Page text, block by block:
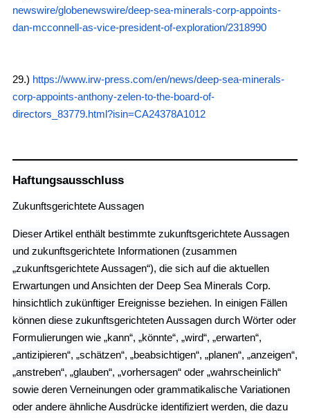
newswire/globenewswire/deep-sea-minerals-corp-appoints-
dan-mcconnell-as-vice-president-of-exploration/2318990
29.) https://www.irw-press.com/en/news/deep-sea-minerals-
corp-appoints-anthony-zelen-to-the-board-of-
directors_83779.html?isin=CA24378A1012
Haftungsausschluss
Zukunftsgerichtete Aussagen
Dieser Artikel enthält bestimmte zukunftsgerichtete Aussagen
und zukunftsgerichtete Informationen (zusammen
„zukunftsgerichtete Aussagen“), die sich auf die aktuellen
Erwartungen und Ansichten der Deep Sea Minerals Corp.
hinsichtlich zukünftiger Ereignisse beziehen. In einigen Fällen
können diese zukunftsgerichteten Aussagen durch Wörter oder
Formulierungen wie „kann“, „könnte“, „wird“, „erwarten“,
„antizipieren“, „schätzen“, „beabsichtigen“, „planen“, „anzeigen“,
„anstreben“, „glauben“, „vorhersagen“ oder „wahrscheinlich“
sowie deren Verneinungen oder grammatikalische Variationen
oder andere ähnliche Ausdrücke identifiziert werden, die dazu